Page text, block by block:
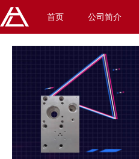
首页 公司简介